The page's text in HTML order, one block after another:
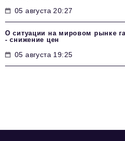
05 августа 20:27
О ситуации на мировом рынке
- снижение цен
05 августа 19:25